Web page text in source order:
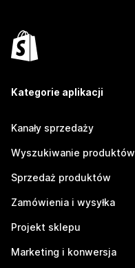
Kategorie aplikacji
Kanały sprzedaży
Wyszukiwanie produktów
Sprzedaż produktów
Zamówienia i wysyłka
Projekt sklepu
Marketing i konwersja